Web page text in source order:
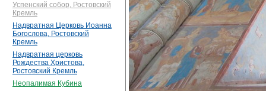
Успенский собор, Ростовский
Кремль
Надвратная Церковь Иоанна
Богослова, Ростовский
Кремль
Надвратная церковь
Рождества Христова,
Ростовский Кремль
Неопалимая Кубина